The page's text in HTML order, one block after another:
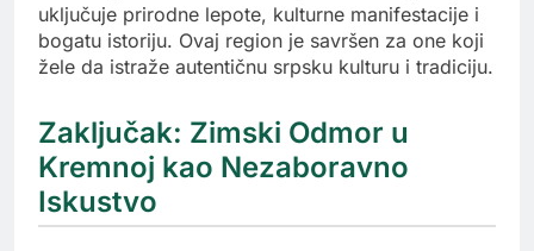
uključuje prirodne lepote, kulturne manifestacije i
bogatu istoriju. Ovaj region je savršen za one koji
žele da istraže autentičnu srpsku kulturu i tradiciju.
Zaključak: Zimski Odmor u
Kremnoj kao Nezaboravno
Iskustvo